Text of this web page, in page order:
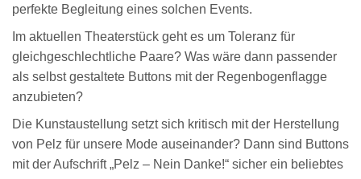
perfekte Begleitung eines solchen Events.
Im aktuellen Theaterstück geht es um Toleranz für
gleichgeschlechtliche Paare? Was wäre dann passender
als selbst gestaltete Buttons mit der Regenbogenflagge
anzubieten?
Die Kunstaustellung setzt sich kritisch mit der Herstellung
von Pelz für unsere Mode auseinander? Dann sind Buttons
mit der Aufschrift „Pelz – Nein Danke!“ sicher ein beliebtes